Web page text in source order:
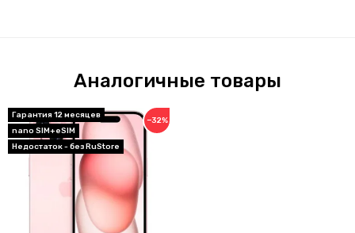
Аналогичные товары
Гарантия 12 месяцев
nano SIM+eSIM
Недостаток - без RuStore
−32%